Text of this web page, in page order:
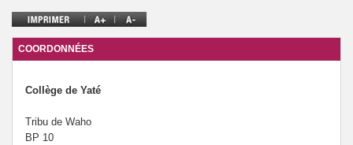
COORDONNÉES
Collège de Yaté
Tribu de Waho
BP 10